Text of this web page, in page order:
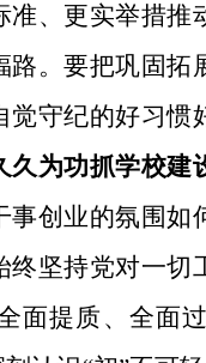
、更实举措
。要把巩固
守纪的好习
久为功抓学校建
创业的氛围
坚持党对一
面提质、全面